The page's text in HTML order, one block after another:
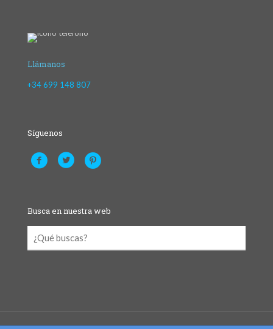
Llámanos
+34 699 148 807
Síguenos
Busca en nuestra web